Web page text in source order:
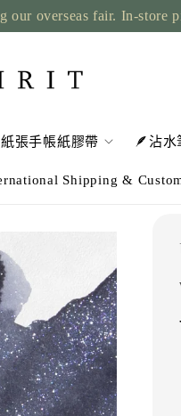
overseas fair. In-store
張手帳紙膠帶 🪶沾水
Shipping &